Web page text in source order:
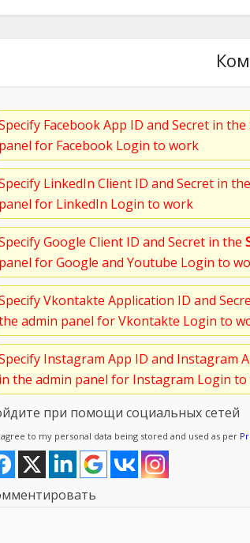
Facebook App ID and Secret in the
panel for Facebook Login to work
LinkedIn Client ID and Secret in the
panel for LinkedIn Login to work
Google Client ID and Secret in the
panel for Google and Youtube Login to
Vkontakte Application ID and
admin panel for Vkontakte Login to
Instagram App ID and Instagram
in the admin panel for Instagram Login
при помощи социальных сетей
agree to my personal data being stored and used as per